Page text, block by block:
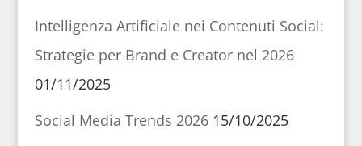
Intelligenza Artificiale nei Contenuti Social:
Strategie per Brand e Creator nel 2026
01/11/2025
Social Media Trends 2026 15/10/2025